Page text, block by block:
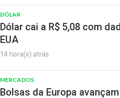
DÓLAR
Dólar cai a R$ 5,08 com
EUA
14 hora(s) atrás
MERCADOS
Bolsas da Europa